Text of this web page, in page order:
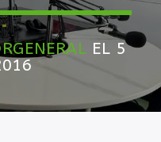
EL 5